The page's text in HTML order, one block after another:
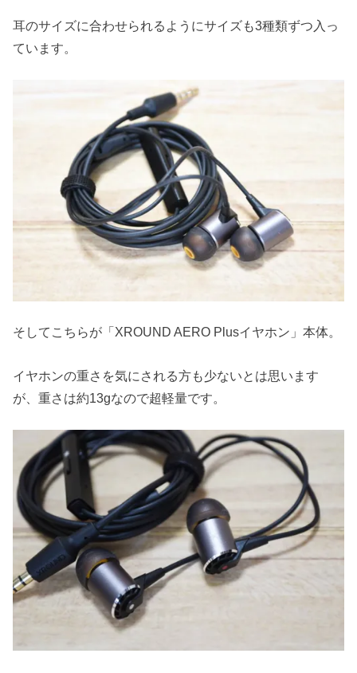
耳のサイズに合わせられるようにサイズも3種類ずつ入っ
ています。
そしてこちらが「XROUND AERO Plusイヤホン」本体。
イヤホンの重さを気にされる方も少ないとは思います
が、重さは約13gなので超軽量です。